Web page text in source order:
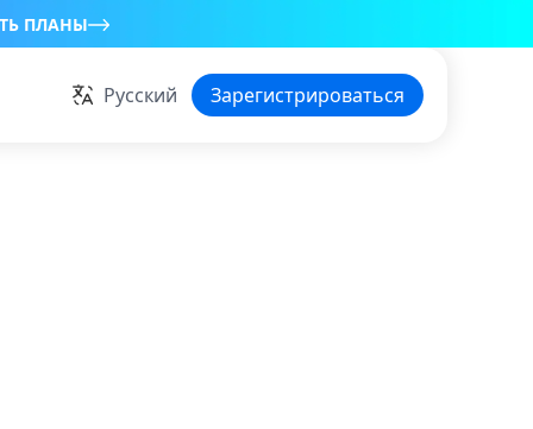
ПЛАНЫ
Русский Зарегистрироваться